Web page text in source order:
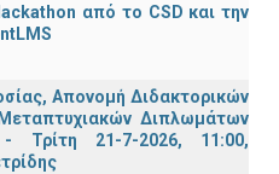
από το CSD και την
Απονομή Διδακτορικών
Διπλωμάτων
Τρίτη 21-7-2026, 11:00,